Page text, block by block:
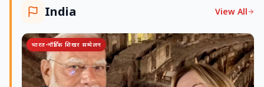
India View All
भारत-नॉर्डिक शिखर सम्मेलन